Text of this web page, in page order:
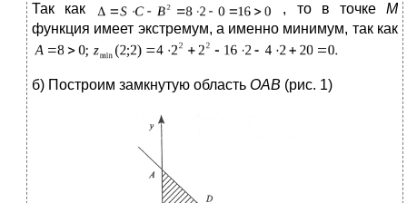
Так как , то в точкеМ
функция имеет экстремум, а именно минимум, так как
б) Построим замкнутую область ОАВ (рис. 1)